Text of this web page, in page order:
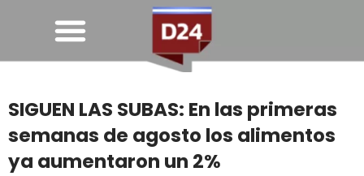
SIGUEN LAS SUBAS: En las primeras
semanas de agosto los alimentos
ya aumentaron un 2%